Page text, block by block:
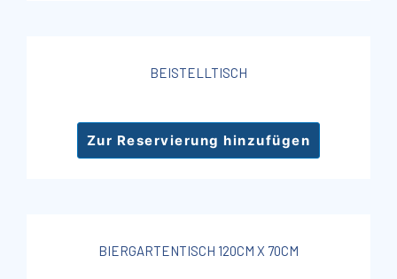
BEISTELLTISCH
Zur Reservierung hinzufügen
BIERGARTENTISCH 120CM X 70CM